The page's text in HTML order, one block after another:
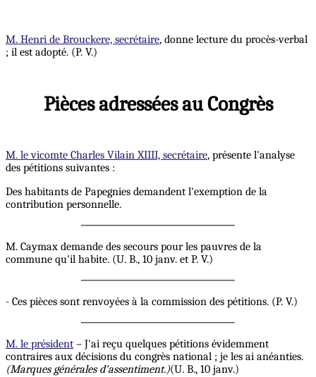
M. Henri de Brouckere, secrétaire, donne lecture du procès-verbal
; il est adopté. (P. V.)
Pièces adressées au Congrès
M. le vicomte Charles Vilain XIIII, secrétaire, présente l'analyse
des pétitions suivantes :
Des habitants de Papegnies demandent l'exemption de la
contribution personnelle.
M. Caymax demande des secours pour les pauvres de la
commune qu'il habite. (U. B., 10 janv. et P. V.)
- Ces pièces sont renvoyées à la commission des pétitions. (P. V.)
M. le président – J'ai reçu quelques pétitions évidemment
contraires aux décisions du congrès national ; je les ai anéanties.
(Marques générales d'assentiment.)(U. B., 10 janv.)